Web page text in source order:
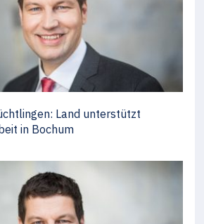
Land unterstützt
in Bochum